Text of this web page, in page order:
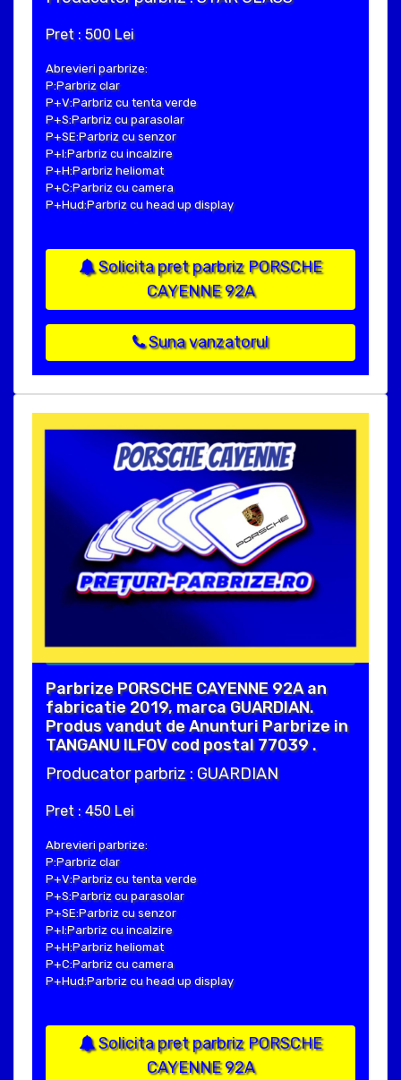
Pret : 500 Lei
Abrevieri parbrize:
P:Parbriz clar
P+V:Parbriz cu tenta verde
P+S:Parbriz cu parasolar
P+SE:Parbriz cu senzor
P+I:Parbriz cu incalzire
P+H:Parbriz heliomat
P+C:Parbriz cu camera
P+Hud:Parbriz cu head up display
Solicita pret parbriz PORSCHE
CAYENNE 92A
Suna vanzatorul
Parbrize PORSCHE CAYENNE 92A an
fabricatie 2019, marca GUARDIAN.
Produs vandut de Anunturi Parbrize in
TANGANU ILFOV cod postal 77039 .
Producator parbriz : GUARDIAN
Pret : 450 Lei
Abrevieri parbrize:
P:Parbriz clar
P+V:Parbriz cu tenta verde
P+S:Parbriz cu parasolar
P+SE:Parbriz cu senzor
P+I:Parbriz cu incalzire
P+H:Parbriz heliomat
P+C:Parbriz cu camera
P+Hud:Parbriz cu head up display
Solicita pret parbriz PORSCHE
CAYENNE 92A